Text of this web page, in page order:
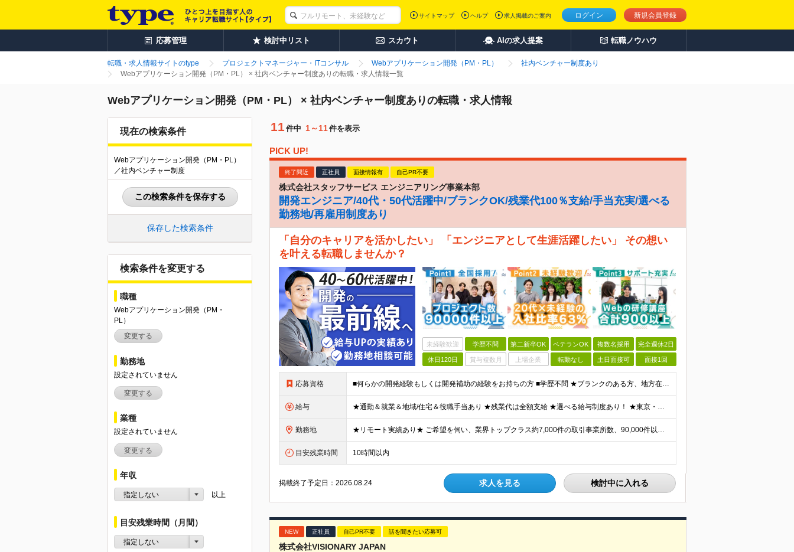
ログイン 新規会員登録
サイトマップ ヘルプ 求人掲載のご案内
応募管理 検討中リスト スカウト AIの求人提案 転職ノウハウ
転職・求人情報サイトのtype プロジェクトマネージャー・ITコンサル Webアプリケーション開発（PM・PL）
社内ベンチャー制度あり
Webアプリケーション開発（PM・PL） × 社内ベンチャー制度ありの転職・求人情報一覧
Webアプリケーション開発（PM・PL） × 社内ベンチャー制度ありの転職・求人情報
現在の検索条件
Webアプリケーション開発（PM・PL）
／社内ベンチャー制度
この検索条件を保存する
保存した検索条件
検索条件を変更する
職種
Webアプリケーション開発（PM・
PL）
変更する
勤務地
設定されていません
変更する
業種
設定されていません
変更する
年収
指定しない 以上
目安残業時間（月間）
指定しない
11 件中 1～11件を表示
PICK UP!
終了間近 正社員 面接情報有 自己PR不要
株式会社スタッフサービス エンジニアリング事業本部
開発エンジニア/40代・50代活躍中/ブランクOK/残業代100％支給/手当充実/選べる
勤務地/再雇用制度あり
「自分のキャリアを活かしたい」 「エンジニアとして生涯活躍したい」 その想い
を叶える転職しませんか？
未経験歓迎 学歴不問 第二新卒OK ベテランOK 複数名採用 完全週休2日
休日120日 賞与複数月 上場企業 転勤なし 土日面接可 面接1回
応募資格 ■何らかの開発経験もしくは開発補助の経験をお持ちの方 ■学歴不問 ★ブランクのある方、地方在住の方も大歓迎です！
給与 ★通勤＆就業＆地域/住宅＆役職手当あり ★残業代は全額支給 ★選べる給与制度あり！ ★東京・神奈川・千葉・埼玉勤務の場合 月給23.5万円～55万円＋諸手当 （残業代は全額支給） (20,000円の
勤務地 ★リモート実績あり★ ご希望を伺い、業界トップクラス約7,000件の取引事業所数、90,000件以上のプロジェクトから検討をいたします。 全国の取引先での就業となります（沖縄を除く） ※勤務地
目安残業時間 10時間以内
掲載終了予定日：2026.08.24 求人を見る 検討中に入れる
NEW 正社員 自己PR不要 話を聞きたい応募可
株式会社VISIONARY JAPAN